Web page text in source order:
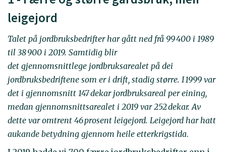
leigejord
Talet på jordbruksbedrifter har gått ned frå 99 400 i 1989
til 38 900 i 2019. Samtidig blir
det gjennomsnittlege jordbruksarealet på dei
jordbruksbedriftene som er i drift, stadig større. I 1999 var
det i gjennomsnitt 147 dekar jordbruksareal per eining,
medan gjennomsnittsarealet i 2019 var 252 dekar. Av
dette var omtrent 46 prosent leigejord. Leigejord har hatt
aukande betydning gjennom heile etterkrigstida.